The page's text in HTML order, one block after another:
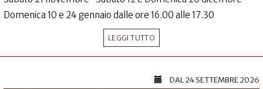
Domenica 10 e 24 gennaio dalle ore 16.00 alle 17.30
LEGGI TUTTO
DAL24 SETTEMBRE 2026